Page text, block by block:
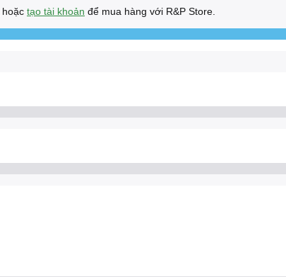
hoặc tạo tài khoản để mua hàng với R&P Store.